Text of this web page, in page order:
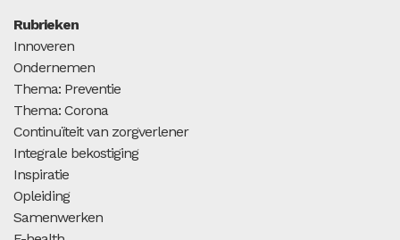
Rubrieken
Innoveren
Ondernemen
Thema: Preventie
Thema: Corona
Continuïteit van zorgverlener
Integrale bekostiging
Inspiratie
Opleiding
Samenwerken